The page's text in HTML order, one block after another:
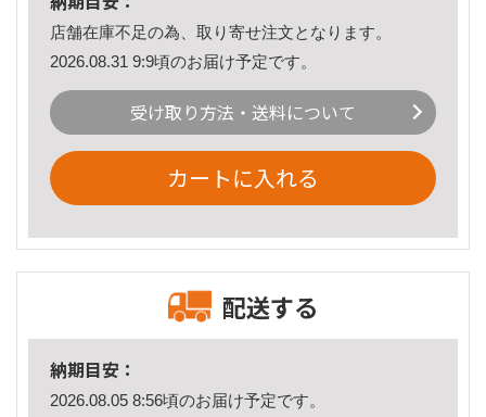
店舗在庫不足の為、取り寄せ注文となります。
2026.08.31 9:9頃のお届け予定です。
受け取り方法・送料について
カートに入れる
配送する
納期目安：
2026.08.05 8:56頃のお届け予定です。